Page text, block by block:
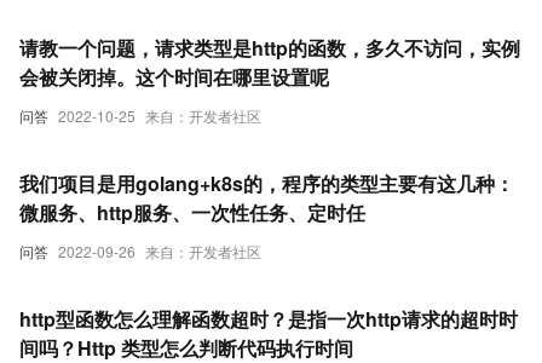
问答 2022-10-25 来自：开发者社区
请教一个问题，请求类型是http的函数，多久不访问，实例
会被关闭掉。这个时间在哪里设置呢
问答 2022-09-26 来自：开发者社区
我们项目是用golang+k8s的，程序的类型主要有这几种：
微服务、http服务、一次性任务、定时任
http型函数怎么理解函数超时？是指一次http请求的超时时
间吗？Http 类型怎么判断代码执行时间